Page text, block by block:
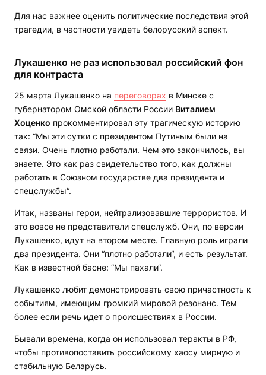
Для нас важнее оценить политические последствия этой
трагедии, в частности увидеть белорусский аспект.
Лукашенко не раз использовал российский фон
для контраста
25 марта Лукашенко на переговорах в Минске с
губернатором Омской области России Виталием
Хоценко прокомментировал эту трагическую историю
так: “Мы эти сутки с президентом Путиным были на
связи. Очень плотно работали. Чем это закончилось, вы
знаете. Это как раз свидетельство того, как должны
работать в Союзном государстве два президента и
спецслужбы“.
Итак, названы герои, нейтрализовавшие террористов. И
это вовсе не представители спецслужб. Они, по версии
Лукашенко, идут на втором месте. Главную роль играли
два президента. Они “плотно работали“, и есть результат.
Как в известной басне: “Мы пахали“.
Лукашенко любит демонстрировать свою причастность к
событиям, имеющим громкий мировой резонанс. Тем
более если речь идет о происшествиях в России.
Бывали времена, когда он использовал теракты в РФ,
чтобы противопоставить российскому хаосу мирную и
стабильную Беларусь.